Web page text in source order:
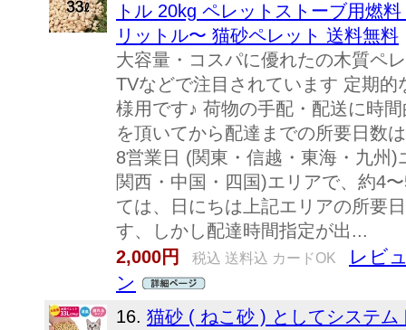
トル 20kg ペレットストーブ用燃
リットル〜 猫砂ペレット 送料無料
大容量・コスパに優れたの木質ペ
TVなどで注目されています 定期
様用です♪ 荷物の手配・配送に
を頂いてから配達までの所要日数
8営業日 (関東・信越・東海・九州
関西・中国・四国)エリアで、約4
ては、日にちは上記エリアの所要
す、しかし配達時間指定が出...
2,000円
税込 送料込 カードOK
レビ
ン
16. 猫砂 ( ねこ砂 ) としてシステ